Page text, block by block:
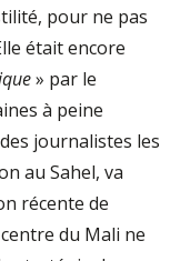
pour ne pas
était encore
» par le
à peine
journalistes les
au Sahel, va
récente de
du Mali ne